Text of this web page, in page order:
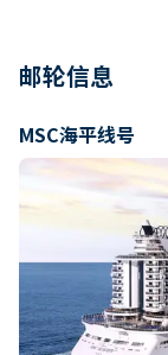
邮轮信息
MSC海平线号